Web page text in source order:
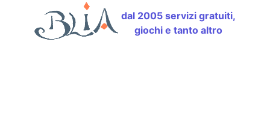
dal 2005 servizi gratuiti,
giochi e tanto altro